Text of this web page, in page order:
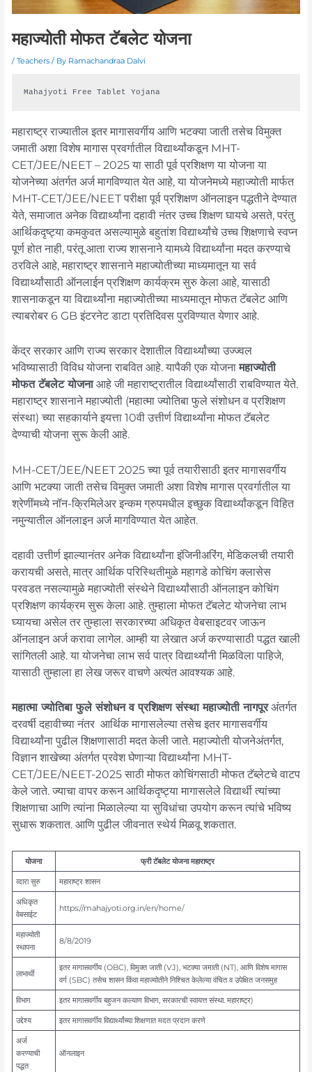
महाज्योती मोफत टॅबलेट योजना
/ Teachers/ By Ramachandraa Dalvi
Mahajyoti Free Tablet Yojana
महाराष्ट्र राज्यातील इतर मागासवर्गीय आणि भटक्या जाती तसेच विमुक्त
जमाती अशा विशेष मागास प्रवर्गातील विद्यार्थ्यांकडून MHT-
CET/JEE/NEET – 2025 या साठी पूर्व प्रशिक्षण या योजना या
योजनेच्या अंतर्गत अर्ज मागविण्यात येत आहे, या योजनेमध्ये महाज्योती मार्फत
MHT-CET/JEE/NEET परीक्षा पूर्व प्रशिक्षण ऑनलाइन पद्धतीने देण्यात
येते, समाजात अनेक विद्यार्थ्यांना दहावी नंतर उच्च शिक्षण घायचे असते, परंतु
आर्थिकदृष्ट्या कमकुवत असल्यामुळे बहुतांश विद्यार्थ्यांचे उच्च शिक्षणाचे स्वप्न
पूर्ण होत नाही, परंतू आता राज्य शासनाने यामध्ये विद्यार्थ्यांना मदत करण्याचे
ठरविले आहे, महाराष्ट्र शासनाने महाज्योतीच्या माध्यमातून या सर्व
विद्यार्थ्यांसाठी ऑनलाईन प्रशिक्षण कार्यक्रम सुरु केला आहे, यासाठी
शासनाकडून या विद्यार्थ्यांना महाज्योतीच्या माध्यमातून मोफत टॅबलेट आणि
त्याबरोबर 6 GB इंटरनेट डाटा प्रतिदिवस पुरविण्यात येणार आहे.
केंद्र सरकार आणि राज्य सरकार देशातील विद्यार्थ्यांच्या उज्ज्वल
भविष्यासाठी विविध योजना राबवित आहे. यापैकी एक योजनामहाज्योती
मोफत टॅबलेट योजनाआहे जी महाराष्ट्रातील विद्यार्थ्यांसाठी राबविण्यात येते.
महाराष्ट्र शासनाने महाज्योती (महात्मा ज्योतिबा फुले संशोधन व प्रशिक्षण
संस्था) च्या सहकार्याने इयत्ता 10वी उत्तीर्ण विद्यार्थ्यांना मोफत टॅबलेट
देण्याची योजना सुरू केली आहे.
MH-CET/JEE/NEET 2025 च्या पूर्व तयारीसाठी इतर मागासवर्गीय
आणि भटक्या जाती तसेच विमुक्त जमाती अशा विशेष मागास प्रवर्गातील या
श्रेणींमध्ये नॉन-क्रिमिलेअर इन्कम ग्रुपमधील इच्छुक विद्यार्थ्यांकडून विहित
नमुन्यातील ऑनलाइन अर्ज मागविण्यात येत आहेत.
दहावी उत्तीर्ण झाल्यानंतर अनेक विद्यार्थ्यांना इंजिनीअरिंग, मेडिकलची तयारी
करायची असते, मात्र आर्थिक परिस्थितीमुळे महागडे कोचिंग क्लासेस
परवडत नसल्यामुळे महाज्योती संस्थेने विद्यार्थ्यांसाठी ऑनलाइन कोचिंग
प्रशिक्षण कार्यक्रम सुरू केला आहे. तुम्हाला मोफत टॅबलेट योजनेचा लाभ
घ्यायचा असेल तर तुम्हाला सरकारच्या अधिकृत वेबसाइटवर जाऊन
ऑनलाइन अर्ज करावा लागेल. आम्ही या लेखात अर्ज करण्यासाठी पद्धत खाली
सांगितली आहे. या योजनेचा लाभ सर्व पात्र विद्यार्थ्यांनी मिळविला पाहिजे,
यासाठी तुम्हाला हा लेख जरूर वाचणे अत्यंत आवश्यक आहे.
महात्मा ज्योतिबा फुले संशोधन व प्रशिक्षण संस्था महाज्योती नागपूरअंतर्गत
दरवर्षी दहावीच्या नंतर आर्थिक मागासलेल्या तसेच इतर मागासवर्गीय
विद्यार्थ्यांना पुढील शिक्षणासाठी मदत केली जाते. महाज्योती योजनेअंतर्गत,
विज्ञान शाखेच्या अंतर्गत प्रवेश घेणाऱ्या विद्यार्थ्यांना MHT-
CET/JEE/NEET-2025 साठी मोफत कोचिंगसाठी मोफत टॅब्लेटचे वाटप
केले जाते. ज्याचा वापर करून आर्थिकदृष्ट्या मागासलेले विद्यार्थी त्यांच्या
शिक्षणाचा आणि त्यांना मिळालेल्या या सुविधांचा उपयोग करून त्यांचे भविष्य
सुधारू शकतात. आणि पुढील जीवनात स्थेर्य मिळवू शकतात.
योजना फ्री टॅबलेट योजना महाराष्ट्र
व्दारा सुरु महाराष्ट्र शासन
अधिकृत
वेबसाईट
https://mahajyoti.org.in/en/home/
महाज्योती
स्थापना
8/8/2019
लाभार्थी
इतर मागासवर्गीय (OBC), विमुक्त जाती (VJ), भटक्या जमाती (NT), आणि विशेष मागास
वर्ग (SBC) तसेच शासन किंवा महाज्योतीने निश्चित केलेल्या वंचित व उपेक्षित जनसमुह
विभाग इतर मागासवर्गीय बहुजन कल्याण विभाग, सरकारची स्वायत्त संस्था. महाराष्ट्र)
उद्देश्य इतर मागासवर्गीय विद्यार्थ्यांच्या शिक्षणात मदत प्रदान करणे
अर्ज
करण्याची
पद्धत
ऑनलाइन